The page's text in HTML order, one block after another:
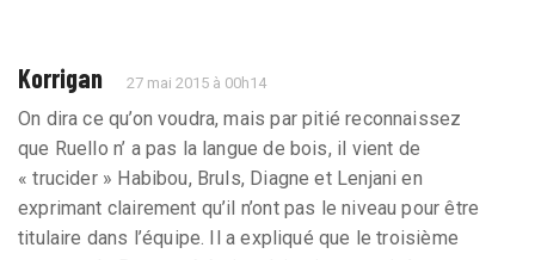
Korrigan 27 mai 2015 à 00h14
On dira ce qu’on voudra, mais par pitié reconnaissez
que Ruello n’ a pas la langue de bois, il vient de
« trucider » Habibou, Bruls, Diagne et Lenjani en
exprimant clairement qu’il n’ont pas le niveau pour être
titulaire dans l’équipe. Il a expliqué que le troisième